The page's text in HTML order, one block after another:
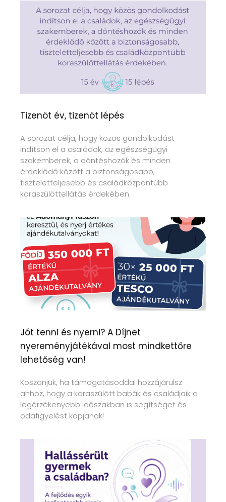
Tizenöt év, tizenöt lépés
A sorozat célja, hogy közös gondolkodást
indítson el a családok, az egészségügyi
szakemberek, a döntéshozók és minden
érdeklődő között a biztonságosabb,
tiszteletteljesebb és családközpontúbb
koraszülöttellátás érdekében.
Jót tenni és nyerni? A Díjnet
nyereményjátékával most mindkettőre
lehetőség van!
Köszönjük, ha támogatásoddal hozzájárulsz
ahhoz, hogy a koraszülött babák és családjaik a
legérzékenyebb időszakban is segítséget és
odafigyelést kapjanak!